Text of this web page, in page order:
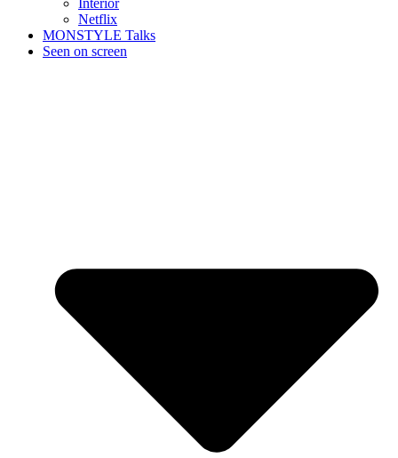
Netflix
MONSTYLE Talks
Seen on screen